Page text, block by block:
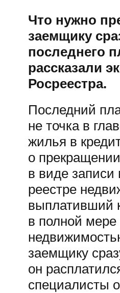
Что нужно
заемщику
последнего
рассказали
Росреестра.
Последний
не точка в
жилья в
о
в виде записи
реестре
выплативший
в полной мере
заемщику
он
специалисты